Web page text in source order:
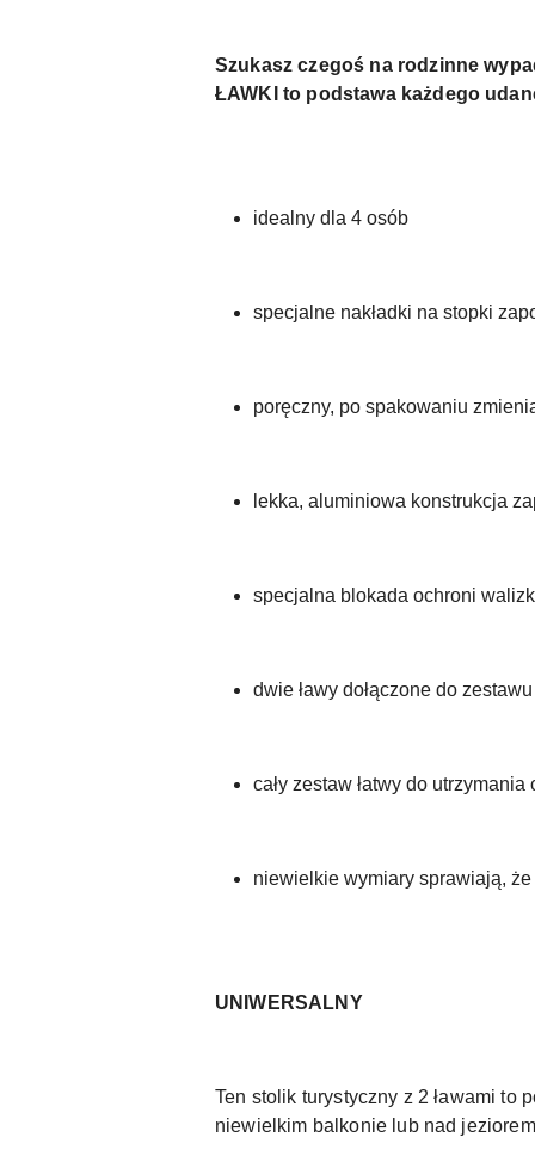
Szukasz czegoś na rodzinne
ŁAWKI to podstawa każdego
idealny dla 4 osób
specjalne nakładki na stopki
poręczny, po spakowaniu
lekka, aluminiowa konstrukcja
specjalna blokada ochroni
dwie ławy dołączone do
cały zestaw łatwy do utrzymania
niewielkie wymiary sprawiają, że
UNIWERSALNY
Ten stolik turystyczny z 2 ławami to
niewielkim balkonie lub nad